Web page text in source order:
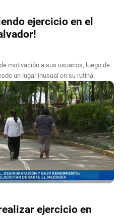
ejercicio en el
motivación a sus usuarios, luego de
un lugar inusual en su rutina.
ejercicio en